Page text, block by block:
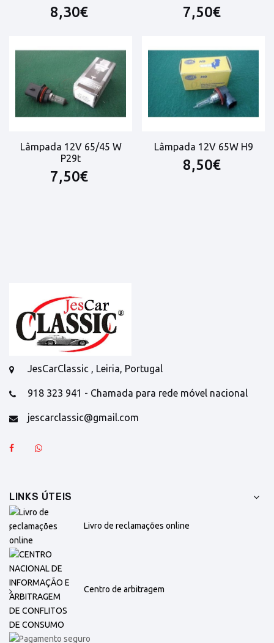
8,30€ 7,50€
Lâmpada 12V 65/45 W
P29t
7,50€
Lâmpada 12V 65W H9
8,50€
JesCarClassic , Leiria, Portugal
918 323 941 - Chamada para rede móvel nacional
jescarclassic@gmail.com
LINKS ÚTEIS
Livro de reclamações online
Centro de arbitragem